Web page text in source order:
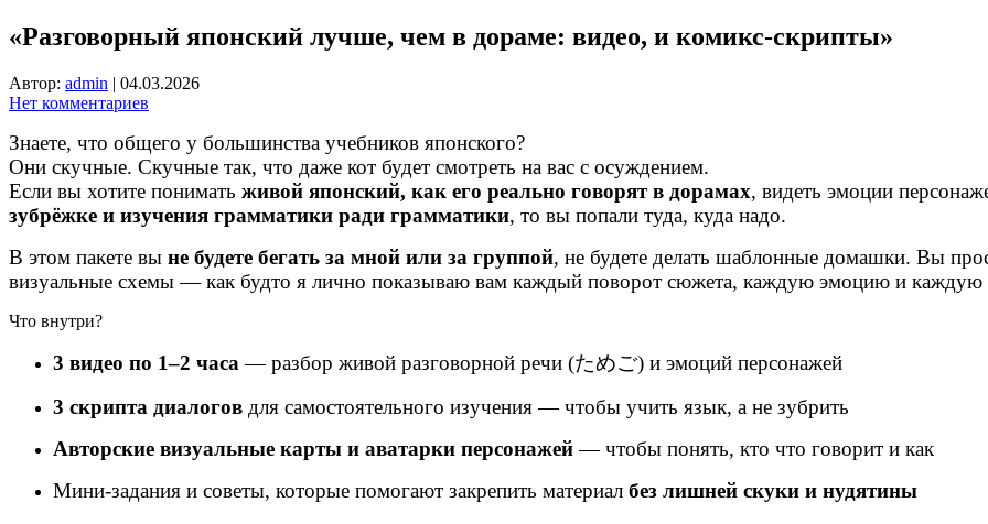
«Разговорный японский лучше, чем в дораме: видео, и комикс-скрипты»
Автор: admin | 04.03.2026
Нет комментариев
Знаете, что общего у большинства учебников японского?
Они скучные. Скучные так, что даже кот будет смотреть на вас с осуждением.
Если вы хотите понимать живой японский, как его реально говорят в дорамах, видеть эмоции
зубрёжке и изучения грамматики ради грамматики, то вы попали туда, куда надо.
В этом пакете вы не будете бегать за мной или за группой, не будете делать шаблонные домашки. Вы
визуальные схемы — как будто я лично показываю вам каждый поворот сюжета, каждую эмоцию и каждую
Что внутри?
3 видео по 1–2 часа — разбор живой разговорной речи (ためご) и эмоций персонажей
3 скрипта диалогов для самостоятельного изучения — чтобы учить язык, а не зубрить
Авторские визуальные карты и аватарки персонажей— чтобы понять, кто что говорит и как
Мини-задания и советы, которые помогают закрепить материал без лишней скуки и нудятины